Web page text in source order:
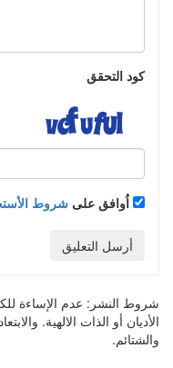
كود التحقق
اُوافق على شروط
أرسل التعليق
شروط النشر: عدم الإساءة
الأديان أو الذات الالهية.
والشتائم.